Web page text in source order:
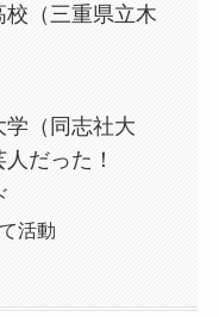
校（三重県立木
学（同志社大
だった！
活動